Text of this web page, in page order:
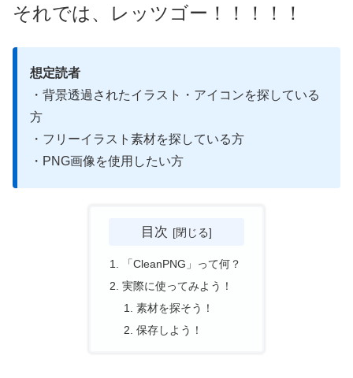
それでは、レッツゴー！！！！！
想定読者
・背景透過されたイラスト・アイコンを探している
方
・フリーイラスト素材を探している方
・PNG画像を使用したい方
目次
「CleanPNG」って何？
実際に使ってみよう！
素材を探そう！
保存しよう！